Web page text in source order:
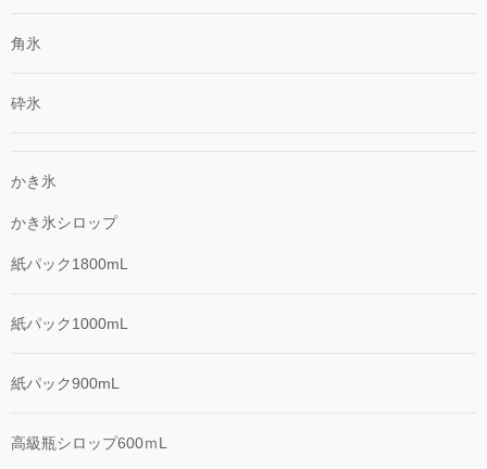
角氷
砕氷
かき氷
かき氷シロップ
紙パック1800mL
紙パック1000mL
紙パック900mL
高級瓶シロップ600ｍL